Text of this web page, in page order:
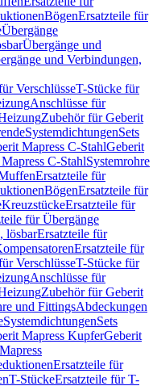
BögenErsatzteile für
Übergänge
Übergänge und
und Verbindungen,
VerschlüsseT-Stücke für
Anschlüsse für
Zubehör für Geberit
SystemdichtungenSets
Mapress C-StahlGeberit
C-StahlSystemrohre
Ersatzteile für
BögenErsatzteile für
KreuzstückeErsatzteile für
für Übergänge
lösbarErsatzteile für
Ersatzteile für
VerschlüsseT-Stücke für
Anschlüsse für
Zubehör für Geberit
und FittingsAbdeckungen
SystemdichtungenSets
Mapress KupferGeberit
Ersatzteile für
T-StückeErsatzteile für T-